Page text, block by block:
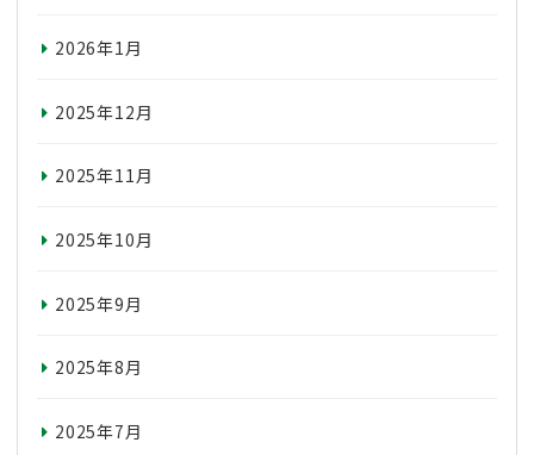
2026年1月
2025年12月
2025年11月
2025年10月
2025年9月
2025年8月
2025年7月